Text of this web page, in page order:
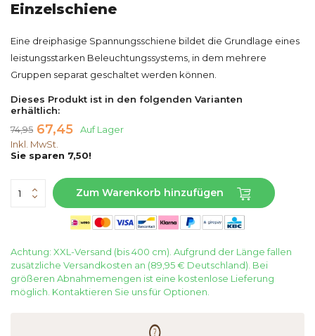
Einzelschiene
Eine dreiphasige Spannungsschiene bildet die Grundlage eines
leistungsstarken Beleuchtungssystems, in dem mehrere
Gruppen separat geschaltet werden können.
Dieses Produkt ist in den folgenden Varianten
erhältlich:
74,95 67,45
Auf Lager
Inkl. MwSt.
Sie sparen 7,50!
Zum Warenkorb hinzufügen
Achtung: XXL-Versand (bis 400 cm). Aufgrund der Länge fallen
zusätzliche Versandkosten an (89,95 € Deutschland). Bei
größeren Abnahmemengen ist eine kostenlose Lieferung
möglich. Kontaktieren Sie uns für Optionen.